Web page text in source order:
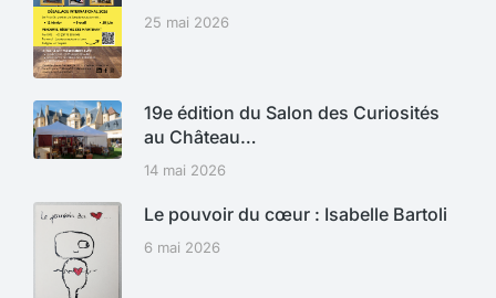
25 mai 2026
19e édition du Salon des Curiosités
au Château…
14 mai 2026
Le pouvoir du cœur : Isabelle Bartoli
6 mai 2026